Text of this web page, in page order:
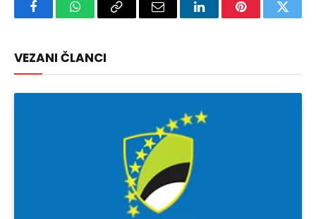
FacebookWhatsAppCopy
Email LinkedInPinterest
VEZANI ČLANCI